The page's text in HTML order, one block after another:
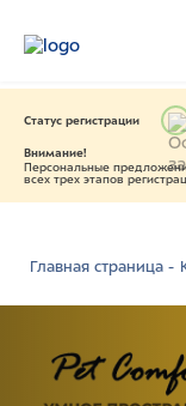
Статус регистрации
Внимание!
Персональные
всех трех этапов
Главная страница -